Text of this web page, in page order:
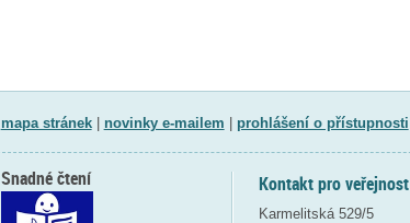
mapa stránek| novinky e-mailem prohlášení o přístupnosti
Kontakt pro veřejnost
Karmelitská 529/5
Snadné čtení